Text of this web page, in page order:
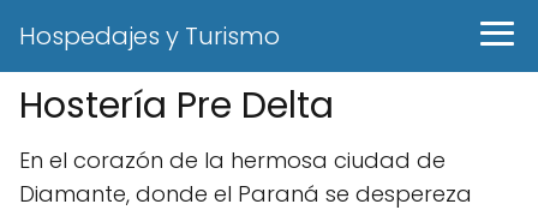
Hospedajes y Turismo
Hostería Pre Delta
En el corazón de la hermosa ciudad de
Diamante, donde el Paraná se despereza